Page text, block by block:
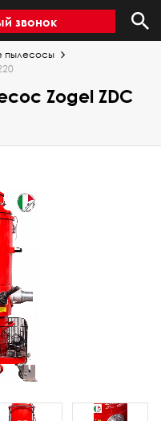
звонок
пылесосы
Zogel ZDC